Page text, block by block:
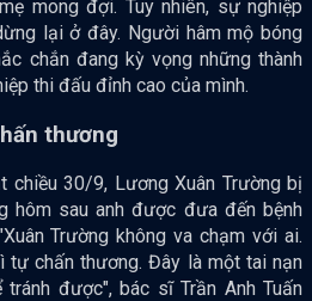
mong đợi. Tuy nhiên, sự nghiệp
lại ở đây. Người hâm mộ bóng
chắn đang kỳ vọng những thành
thi đấu đỉnh cao của mình.
thương
chiều 30/9, Lương Xuân Trường bị
hôm sau anh được đưa đến bệnh
Trường không va chạm với ai.
tự chấn thương. Đây là một tai nạn
được", bác sĩ Trần Anh Tuấn